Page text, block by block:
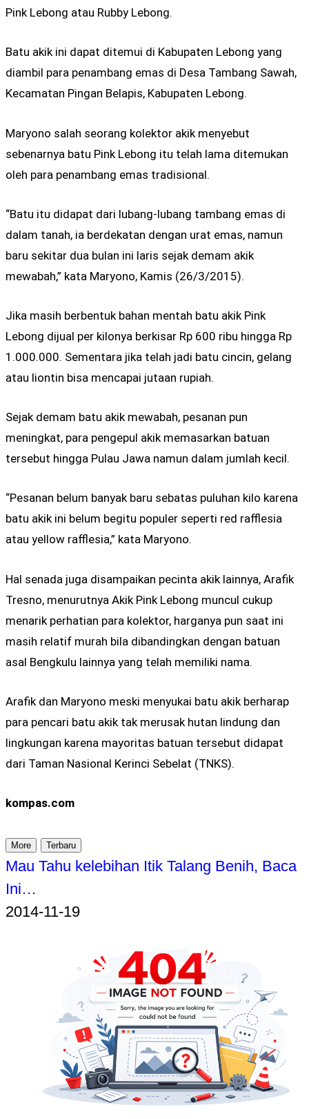
Pink Lebong atau Rubby Lebong.
Batu akik ini dapat ditemui di Kabupaten Lebong yang
diambil para penambang emas di Desa Tambang Sawah,
Kecamatan Pingan Belapis, Kabupaten Lebong.
Maryono salah seorang kolektor akik menyebut
sebenarnya batu Pink Lebong itu telah lama ditemukan
oleh para penambang emas tradisional.
“Batu itu didapat dari lubang-lubang tambang emas di
dalam tanah, ia berdekatan dengan urat emas, namun
baru sekitar dua bulan ini laris sejak demam akik
mewabah,” kata Maryono, Kamis (26/3/2015).
Jika masih berbentuk bahan mentah batu akik Pink
Lebong dijual per kilonya berkisar Rp 600 ribu hingga Rp
1.000.000. Sementara jika telah jadi batu cincin, gelang
atau liontin bisa mencapai jutaan rupiah.
Sejak demam batu akik mewabah, pesanan pun
meningkat, para pengepul akik memasarkan batuan
tersebut hingga Pulau Jawa namun dalam jumlah kecil.
“Pesanan belum banyak baru sebatas puluhan kilo karena
batu akik ini belum begitu populer seperti red rafflesia
atau yellow rafflesia,” kata Maryono.
Hal senada juga disampaikan pecinta akik lainnya, Arafik
Tresno, menurutnya Akik Pink Lebong muncul cukup
menarik perhatian para kolektor, harganya pun saat ini
masih relatif murah bila dibandingkan dengan batuan
asal Bengkulu lainnya yang telah memiliki nama.
Arafik dan Maryono meski menyukai batu akik berharap
para pencari batu akik tak merusak hutan lindung dan
lingkungan karena mayoritas batuan tersebut didapat
dari Taman Nasional Kerinci Sebelat (TNKS).
kompas.com
More Terbaru
Mau Tahu kelebihan Itik Talang Benih, Baca
Ini…
2014-11-19